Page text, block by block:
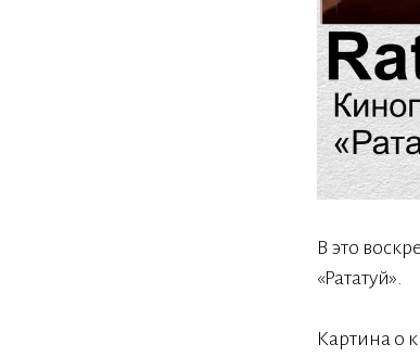
В это
«Рататуй».
Картина о